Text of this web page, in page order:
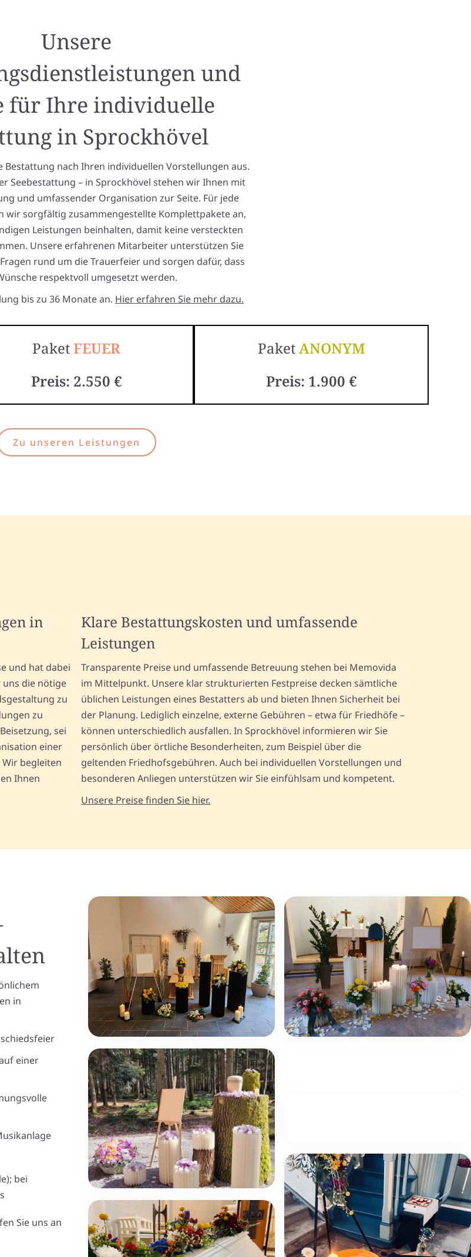
Unsere
und
für Ihre individuelle
in Sprockhövel
Bestattung nach Ihren individuellen Vorstellungen aus.
Seebestattung – in Sprockhövel stehen wir Ihnen mit
und umfassender Organisation zur Seite. Für jede
wir sorgfältig zusammengestellte Komplettpakete an,
Leistungen beinhalten, damit keine versteckten
Unsere erfahrenen Mitarbeiter unterstützen Sie
rund um die Trauerfeier und sorgen dafür, dass
respektvoll umgesetzt werden.
bis zu 36 Monate an. Hier erfahren Sie mehr dazu.
PaketFEUER
Preis: 2.550 €
PaketANONYM
Preis: 1.900 €
Zu unseren Leistungen
in
und hat dabei
uns die nötige
zu
zu
sei
einer
begleiten
Ihnen
Klare Bestattungskosten und umfassende
Leistungen
Transparente Preise und umfassende Betreuung stehen bei Memovida
im Mittelpunkt. Unsere klar strukturierten Festpreise decken sämtliche
üblichen Leistungen eines Bestatters ab und bieten Ihnen Sicherheit bei
der Planung. Lediglich einzelne, externe Gebühren – etwa für Friedhöfe –
können unterschiedlich ausfallen. In Sprockhövel informieren wir Sie
persönlich über örtliche Besonderheiten, zum Beispiel über die
geltenden Friedhofsgebühren. Auch bei individuellen Vorstellungen und
besonderen Anliegen unterstützen wir Sie einfühlsam und kompetent.
Unsere Preise finden Sie hier.
in
einer
bei
Sie uns an